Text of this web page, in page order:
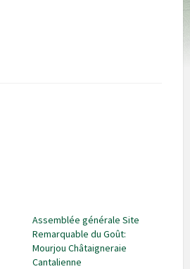
Assemblée générale Site
Remarquable du Goût:
Mourjou Châtaigneraie
Cantalienne